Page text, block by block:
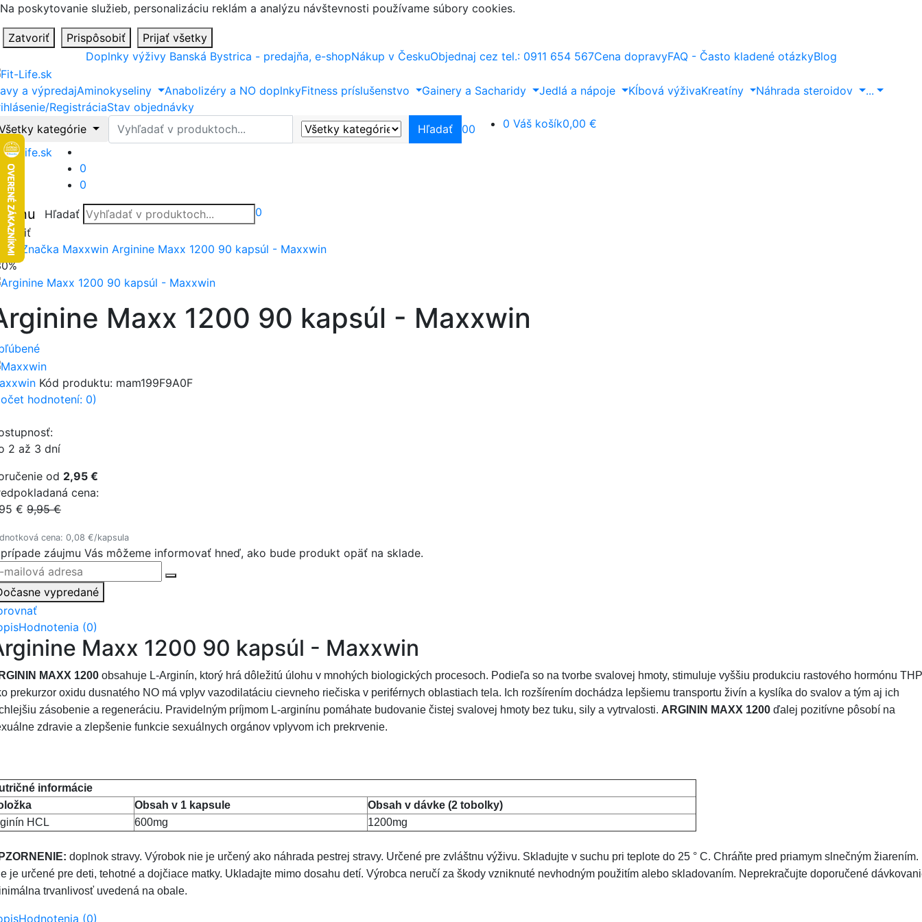
Na poskytovanie služieb, personalizáciu reklám a analýzu návštevnosti používame súbory cookies.
Zatvoriť Prispôsobiť
Prijať všetky
Doplnky výživy Banská Bystrica - predajňa, e-shopNákup v ČeskuObjednaj cez tel.: 0911 654 567Cena dopravyFAQ - Často kladené otázkyBlog
a výpredajAminokyseliny Anabolizéry a NO doplnkyFitness príslušenstvo Gainery a Sacharidy Jedlá a nápoje Kĺbová výživaKreatíny Náhrada steroidov
...
RegistráciaStav objednávky
kategórie
Hľadať Hľadať 00 0 Váš košík0,00 €
0
0
Hľadať 0
Značka Maxxwin Arginine Maxx 1200 90 kapsúl - Maxxwin
Maxx 1200 90 kapsúl - Maxxwin
Kód produktu: mam199F9A0F
hodnotení: 0)
2 až 3 dní
od 2,95 €
cena:
€ 9,95 €
cena: 0,08 €/kapsula
záujmu Vás môžeme informovať hneď, ako bude produkt opäť na sklade.
vypredané
Hodnotenia (0)
Maxx 1200 90 kapsúl - Maxxwin
MAXX 1200 obsahuje L-Arginín, ktorý hrá dôležitú úlohu v mnohých biologických procesoch. Podieľa so na tvorbe svalovej hmoty, stimuluje vyššiu produkciu rastového hormónu
prekurzor oxidu dusnatého NO má vplyv vazodilatáciu cievneho riečiska v periférnych oblastiach tela. Ich rozšírením dochádza lepšiemu transportu živín a kyslíka do svalov a tým aj ich
zásobenie a regeneráciu. Pravidelným príjmom L-arginínu pomáhate budovanie čistej svalovej hmoty bez tuku, sily a vytrvalosti. ARGININ MAXX 1200 ďalej pozitívne pôsobí na
zdravie a zlepšenie funkcie sexuálnych orgánov vplyvom ich prekrvenie.
​​informácie
Obsah v 1 kapsule
Obsah v dávke (2 tobolky)
HCL
600mg 1200mg
doplnok stravy. Výrobok nie je určený ako náhrada pestrej stravy. Určené pre zvláštnu výživu. Skladujte v suchu pri teplote do 25 ° C. Chráňte pred priamym slnečným žiarením.
je určené pre deti, tehotné a dojčiace matky. Ukladajte mimo dosahu detí. Výrobca neručí za škody vzniknuté nevhodným použitím alebo skladovaním. Neprekračujte doporučené
trvanlivosť uvedená na obale.
Hodnotenia (0)